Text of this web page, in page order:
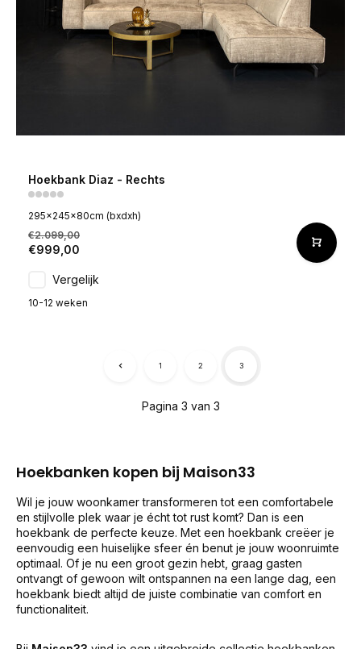
Hoekbank Diaz - Rechts
295x245x80cm (bxdxh)
€2.099,00
€999,00
Vergelijk
10-12 weken
Pagina 3 van 3
1 2 3
Hoekbanken kopen bij Maison33
Wil je jouw woonkamer transformeren tot een comfortabele
en stijlvolle plek waar je écht tot rust komt? Dan is een
hoekbank de perfecte keuze. Met een hoekbank creëer je
eenvoudig een huiselijke sfeer én benut je jouw woonruimte
optimaal. Of je nu een groot gezin hebt, graag gasten
ontvangt of gewoon wilt ontspannen na een lange dag, een
hoekbank biedt altijd de juiste combinatie van comfort en
functionaliteit.